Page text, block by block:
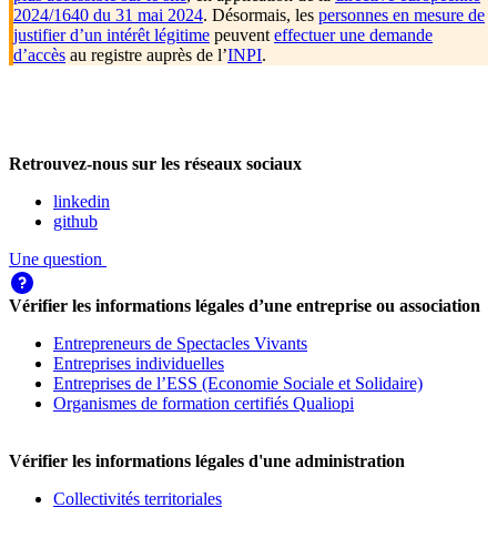
2024/1640 du 31 mai 2024. Désormais, les personnes en mesure de
justifier d’un intérêt légitime peuvent effectuer une demande
d’accès au registre auprès de l’INPI.
Retrouvez-nous sur les réseaux sociaux
linkedin
github
Une question
Vérifier les informations légales d’une entreprise ou association
Entrepreneurs de Spectacles Vivants
Entreprises individuelles
Entreprises de l’ESS (Economie Sociale et Solidaire)
Organismes de formation certifiés Qualiopi
Vérifier les informations légales d'une administration
Collectivités territoriales